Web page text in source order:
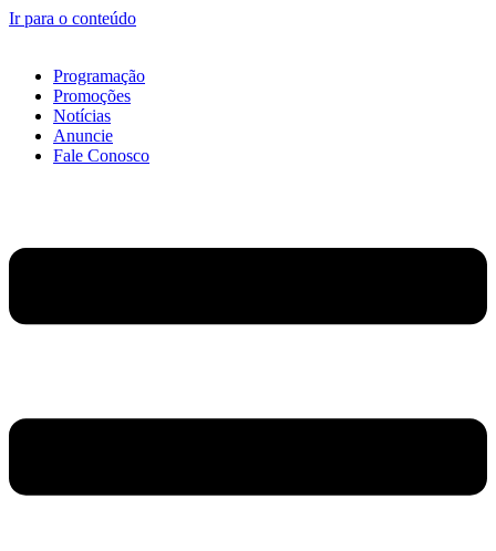
Ir para o conteúdo
Programação
Promoções
Notícias
Anuncie
Fale Conosco